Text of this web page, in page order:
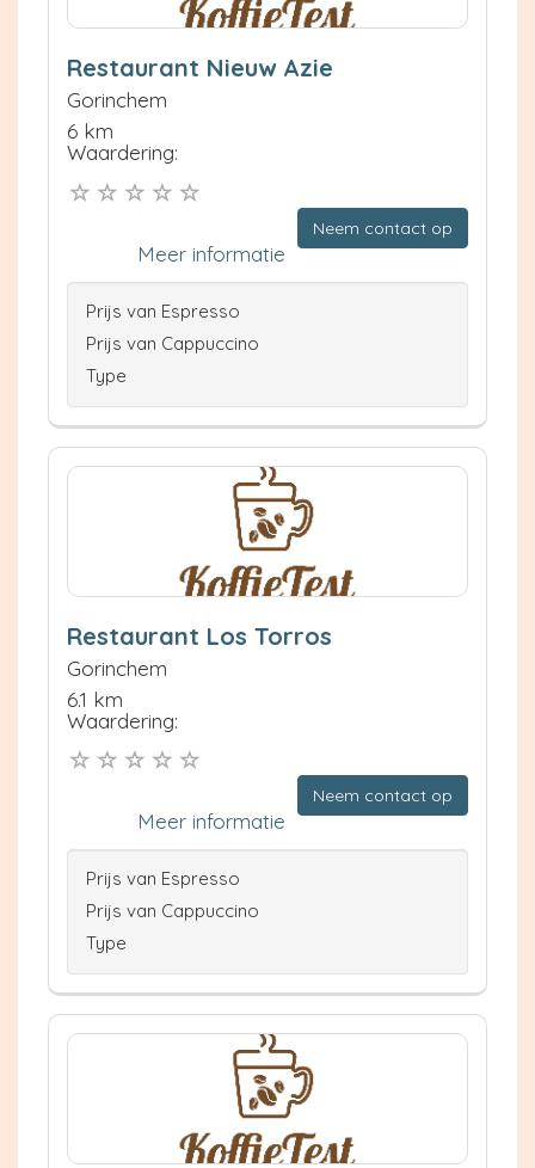
Restaurant Nieuw Azie
Gorinchem
6 km
Waardering:
Neem contact op
Meer informatie
Prijs van Espresso
Prijs van Cappuccino
Type
Restaurant Los Torros
Gorinchem
6.1 km
Waardering:
Neem contact op
Meer informatie
Prijs van Espresso
Prijs van Cappuccino
Type